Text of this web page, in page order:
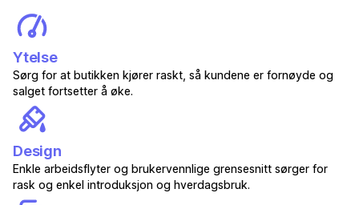
Ytelse
Sørg for at butikken kjører raskt, så kundene er fornøyde og
salget fortsetter å øke.
Design
Enkle arbeidsflyter og brukervennlige grensesnitt sørger for
rask og enkel introduksjon og hverdagsbruk.